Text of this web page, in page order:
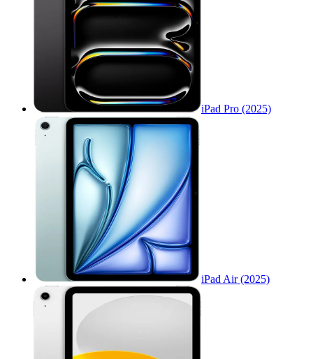
iPad Pro (2025)
iPad Air (2025)